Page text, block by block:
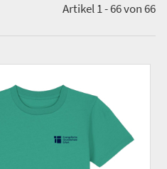
Artikel 1 - 66 von 66